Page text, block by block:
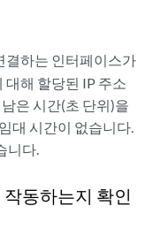
결하는 인터페이스가
대해 할당된 IP 주소
은 시간(초 단위)을
대 시간이 없습니다.
니다.
동하는지 확인